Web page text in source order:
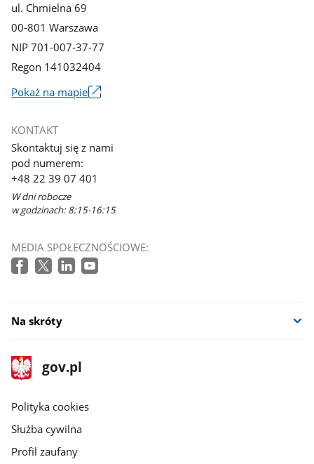
ul. Chmielna 69
00-801 Warszawa
NIP 701-007-37-77
Regon 141032404
Pokaż na mapie
się
w
nowym
oknie
KONTAKT
Skontaktuj się z nami
pod numerem:
+48 22 39 07 401
W dni robocze
w godzinach: 8:15-16:15
MEDIA SPOŁECZNOŚCIOWE:
Na skróty
stopka
gov.pl
Strona
gov.pl
gov.pl
Polityka cookies
Służba cywilna
Profil zaufany